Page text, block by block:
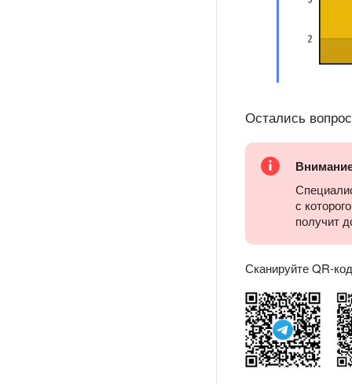
Остались
с
получит
Сканируйте QR-